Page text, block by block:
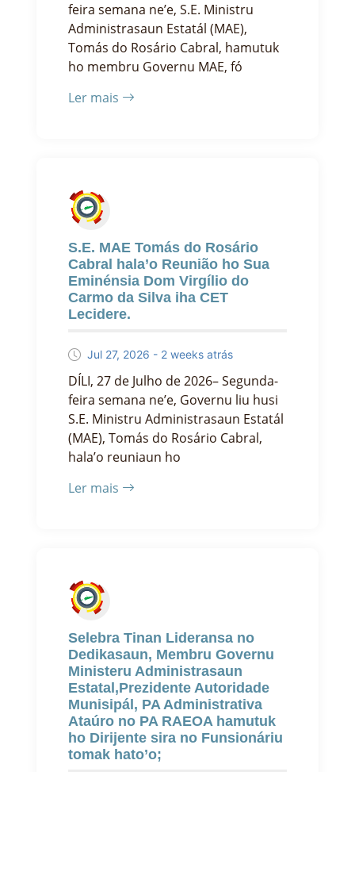
feira semana ne’e, S.E. Ministru
Administrasaun Estatál (MAE),
Tomás do Rosário Cabral, hamutuk
ho membru Governu MAE, fó
Ler mais
S.E. MAE Tomás do Rosário
Cabral hala’o Reunião ho Sua
Eminénsia Dom Virgílio do
Carmo da Silva iha CET
Lecidere.
Jul 27, 2026 - 2 weeks atrás
DÍLI, 27 de Julho de 2026– Segunda-
feira semana ne’e, Governu liu husi
S.E. Ministru Administrasaun Estatál
(MAE), Tomás do Rosário Cabral,
hala’o reuniaun ho
Ler mais
Selebra Tinan Lideransa no
Dedikasaun, Membru Governu
Ministeru Administrasaun
Estatal,Prezidente Autoridade
Munisipál, PA Administrativa
Ataúro no PA RAEOA hamutuk
ho Dirijente sira no Funsionáriu
tomak hato’o;